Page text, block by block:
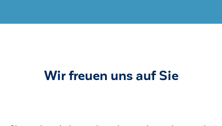
Wir freuen uns auf Sie